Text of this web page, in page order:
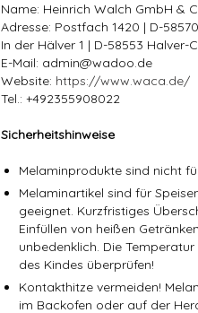
Name: Heinrich Walch GmbH &
Adresse: Postfach 1420 | D-
In der Hälver 1 | D-58553 Halver-
E-Mail: admin@wadoo.de
Website: https://www.waca.de/
Tel.: +492355908022
Sicherheitshinweise
Melaminprodukte sind nicht
Melaminartikel sind für
geeignet. Kurzfristiges
Einfüllen von heißen
unbedenklich. Die
des Kindes überprüfen!
Kontakthitze vermeiden!
im Backofen oder auf der